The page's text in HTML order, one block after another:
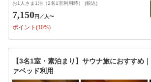
お1人さま1泊（2名1室利用時） (税込)
7,150円 ／人〜
ポイント(10%)
【3名1室・素泊まり】サウナ旅におすすめ
ァベッド利用